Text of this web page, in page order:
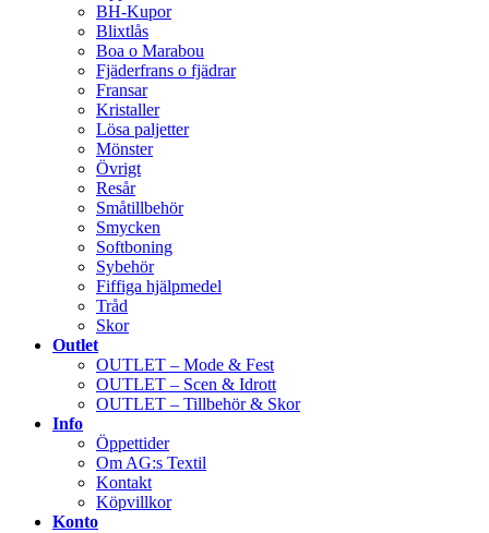
BH-Kupor
Blixtlås
Boa o Marabou
Fjäderfrans o fjädrar
Fransar
Kristaller
Lösa paljetter
Mönster
Övrigt
Resår
Småtillbehör
Smycken
Softboning
Sybehör
Fiffiga hjälpmedel
Tråd
Skor
Outlet
OUTLET – Mode & Fest
OUTLET – Scen & Idrott
OUTLET – Tillbehör & Skor
Info
Öppettider
Om AG:s Textil
Kontakt
Köpvillkor
Konto